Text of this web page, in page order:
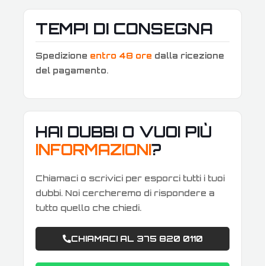
TEMPI DI CONSEGNA
Spedizione entro 48 ore dalla ricezione
del pagamento.
HAI DUBBI O VUOI PIÙ
INFORMAZIONI?
Chiamaci o scrivici per esporci tutti i tuoi
dubbi. Noi cercheremo di rispondere a
tutto quello che chiedi.
CHIAMACI AL 375 820 0110